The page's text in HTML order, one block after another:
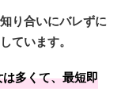
り合いにバレずに
ています。
多くて、最短即